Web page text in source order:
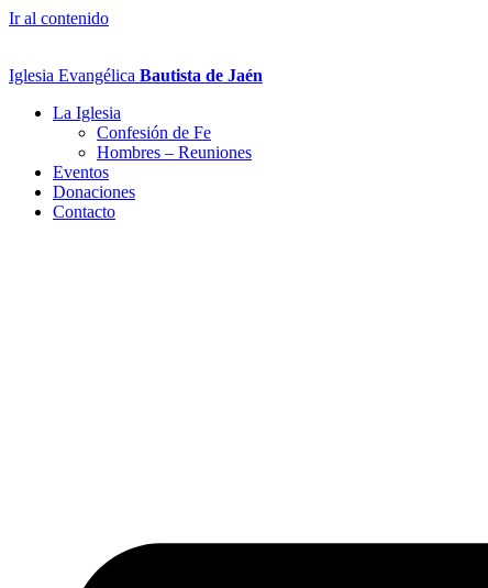
Ir al contenido
Iglesia Evangélica Bautista de Jaén
La Iglesia
Confesión de Fe
Hombres – Reuniones
Eventos
Donaciones
Contacto